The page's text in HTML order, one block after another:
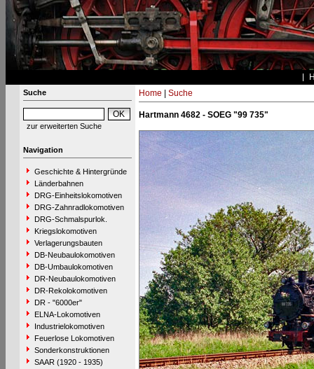
Suche
zur erweiterten Suche
Navigation
Geschichte & Hintergründe
Länderbahnen
DRG-Einheitslokomotiven
DRG-Zahnradlokomotiven
DRG-Schmalspurlok.
Kriegslokomotiven
Verlagerungsbauten
DB-Neubaulokomotiven
DB-Umbaulokomotiven
DR-Neubaulokomotiven
DR-Rekolokomotiven
DR - "6000er"
ELNA-Lokomotiven
Industrielokomotiven
Feuerlose Lokomotiven
Sonderkonstruktionen
SAAR (1920 - 1935)
Home Suche
Hartmann 4682 - SOEG "99 735"